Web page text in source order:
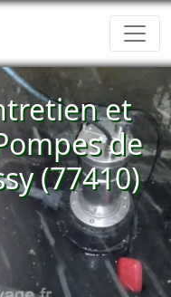
et
de
(77410)